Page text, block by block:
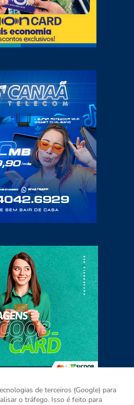
de terceiros (Google) para
o tráfego. Isso é feito para